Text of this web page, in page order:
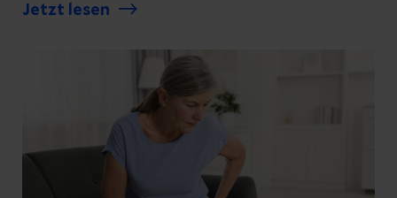
Jetzt lesen